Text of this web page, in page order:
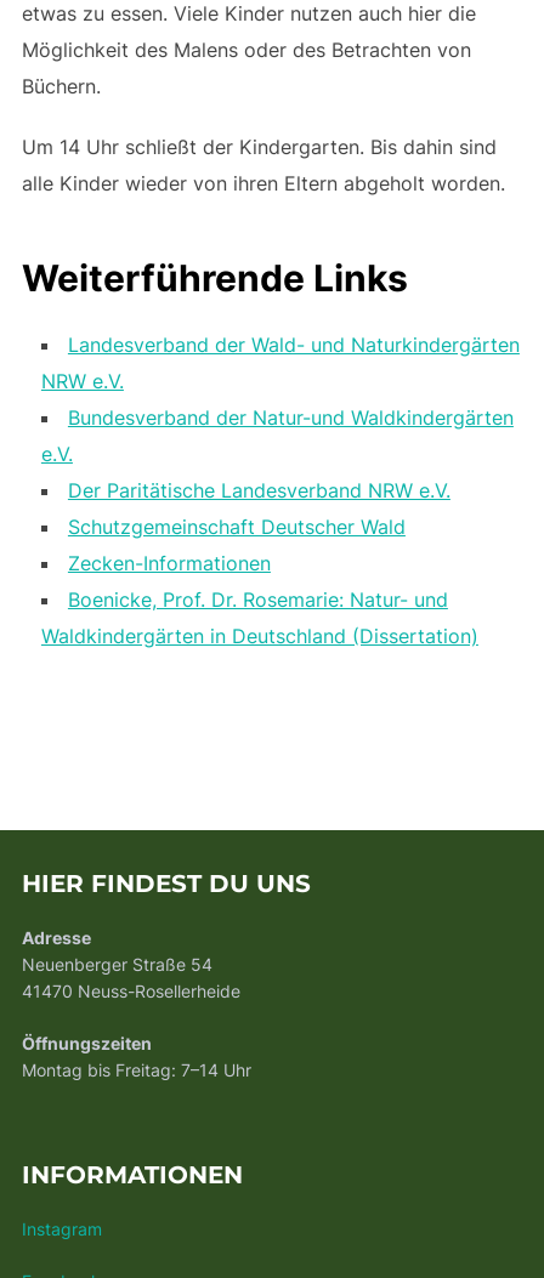
etwas zu essen. Viele Kinder nutzen auch hier die
Möglichkeit des Malens oder des Betrachten von
Büchern.
Um 14 Uhr schließt der Kindergarten. Bis dahin sind
alle Kinder wieder von ihren Eltern abgeholt worden.
Weiterführende Links
Landesverband der Wald- und Naturkindergärten
NRW e.V.
Bundesverband der Natur-und Waldkindergärten
e.V.
Der Paritätische Landesverband NRW e.V.
Schutzgemeinschaft Deutscher Wald
Zecken-Informationen
Boenicke, Prof. Dr. Rosemarie: Natur- und
Waldkindergärten in Deutschland (Dissertation)
HIER FINDEST DU UNS
Adresse
Neuenberger Straße 54
41470 Neuss-Rosellerheide
Öffnungszeiten
Montag bis Freitag: 7–14 Uhr
INFORMATIONEN
Instagram